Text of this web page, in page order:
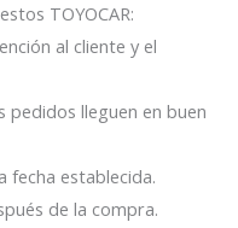
TOYOCAR:
al cliente y el
pedidos lleguen en buen
fecha establecida.
de la compra.